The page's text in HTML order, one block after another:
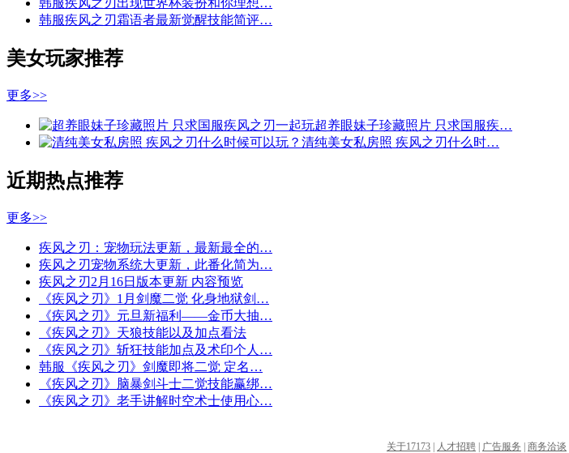
韩服疾风之刃出现世界杯装扮和你理想…
韩服疾风之刃霜语者最新觉醒技能简评…
美女玩家推荐
更多>>
超养眼妹子珍藏照片 只求国服疾…
清纯美女私房照 疾风之刃什么时…
近期热点推荐
更多>>
疾风之刃：宠物玩法更新，最新最全的…
疾风之刃宠物系统大更新，此番化简为…
疾风之刃2月16日版本更新 内容预览
《疾风之刃》1月剑魔二觉 化身地狱剑…
《疾风之刃》元旦新福利——金币大抽…
《疾风之刃》天狼技能以及加点看法
《疾风之刃》斩狂技能加点及术印个人…
韩服《疾风之刃》剑魔即将二觉 定名…
《疾风之刃》脑暴剑斗士二觉技能赢绑…
《疾风之刃》老手讲解时空术士使用心…
关于17173 | 人才招聘 | 广告服务 | 商务洽谈